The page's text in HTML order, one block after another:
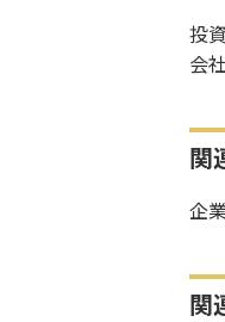
投
会
関
企
関